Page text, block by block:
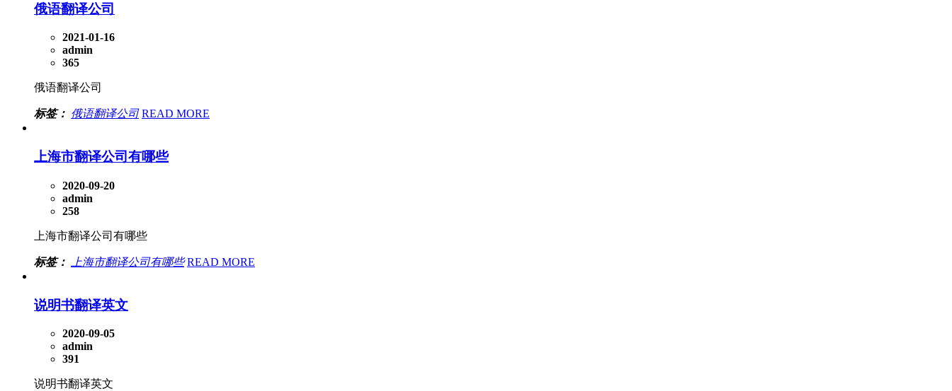
俄语翻译公司
2021-01-16
admin
365
俄语翻译公司
标签： 俄语翻译公司 READ MORE
上海市翻译公司有哪些
2020-09-20
admin
258
上海市翻译公司有哪些
标签： 上海市翻译公司有哪些 READ MORE
说明书翻译英文
2020-09-05
admin
391
说明书翻译英文